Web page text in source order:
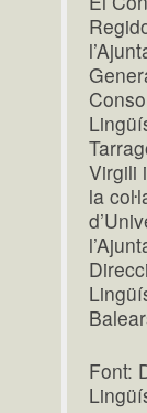
Virgili
la
Font: